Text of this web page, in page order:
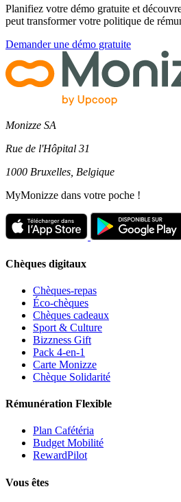
Planifiez votre démo gratuite et
peut transformer votre politique de
Demander une démo gratuite
Monizze SA
Rue de l'Hôpital 31
1000 Bruxelles, Belgique
MyMonizze dans votre poche !
Chèques digitaux
Chèques-repas
Éco-chèques
Chèques cadeaux
Sport & Culture
Bizzness Gift
Pack 4-en-1
Carte Monizze
Chèque Solidarité
Rémunération Flexible
Plan Cafétéria
Budget Mobilité
RewardPilot
Vous êtes